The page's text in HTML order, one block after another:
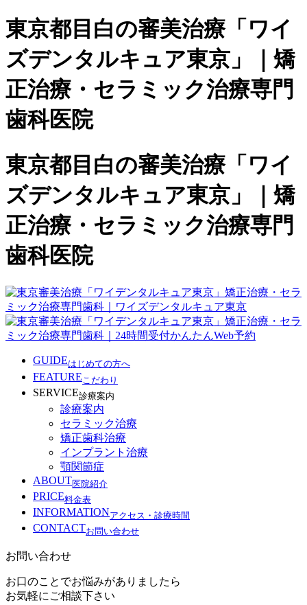
東京都目白の審美治療「ワイ
ズデンタルキュア東京」｜矯
正治療・セラミック治療専門
歯科医院
東京都目白の審美治療「ワイ
ズデンタルキュア東京」｜矯
正治療・セラミック治療専門
歯科医院
GUIDEはじめての方へ
FEATURE こだわり
SERVICE診療案内
診療案内
セラミック治療
矯正歯科治療
インプラント治療
顎関節症
ABOUT医院紹介
PRICE料金表
INFORMATIONアクセス・診療時間
CONTACTお問い合わせ
お問い合わせ
お口のことでお悩みがありましたら
お気軽にご相談下さい